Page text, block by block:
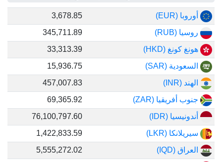
أوروبا (EUR)
3,678.85
روسيا (RUB)
345,711.89
هونغ كونغ (HKD)
33,313.39
السعودية (SAR)
15,936.75
الهند (INR)
457,007.83
جنوب أفريقيا (ZAR)
69,365.92
أندونيسيا (IDR)
76,100,797.60
سيريلانكا (LKR)
1,422,833.59
العراق (IQD)
5,555,272.02